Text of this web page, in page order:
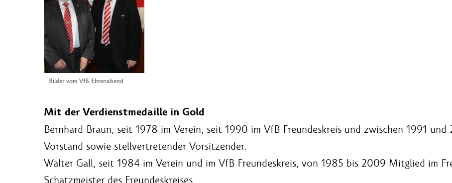
Bilder vom VfB Ehrenabend
Mit der Verdienstmedaille in Gold
Bernhard Braun, seit 1978 im Verein, seit 1990 im VfB Freundeskreis und zwischen 1991
Vorstand sowie stellvertretender Vorsitzender.
Walter Gall, seit 1984 im Verein und im VfB Freundeskreis, von 1985 bis 2009 Mitglied im
Schatzmeister des Freundeskreises.